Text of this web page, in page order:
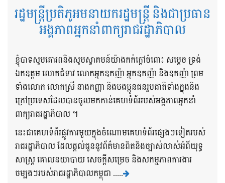
រដ្ឋមន្ត្រីប្រតិភូអមនាយករដ្ឋមន្ត្រី និងជាប្រធាន
អង្គភាពអ្នកនាំពាក្យរាជរដ្ឋាភិបាល
ខ្ញុំបាទសូមគោរពនិងសូមស្វាគមន៍យ៉ាងកក់ក្តៅចំពោះ សម្តេច ទ្រង់
ឯកឧត្តម លោកជំទាវ លោកអ្នកឧកញ៉ា អ្នកឧកញ៉ា និងឧកញ៉ា ព្រម
ទាំងលោក លោកស្រី នាងកញ្ញា និងបងប្អូនជនរួមជាតិទាំងក្នុងនិង
ក្រៅប្រទេសដែលបានចូលមកកាន់គេហទំព័ររបស់អង្គភាពអ្នកនាំ
ពាក្យរាជរដ្ឋាភិបាល ។
នេះជាគេហទំព័រផ្លូវការមួយក្នុងចំណោមគេហទំព័រផ្សេងៗទៀតរបស់
រាជរដ្ឋាភិបាល ដែលផ្តល់ជូននូវព័ត៌មានពិតនិងច្បាស់លាស់អំពីយុទ្ធ
សាស្រ្ត គោលនយាបាយ សេចក្តីសម្រេច និងសកម្មភាពការងារ
ចម្បងៗរបស់រាជរដ្ឋាភិបាលកម្ពុជា .....